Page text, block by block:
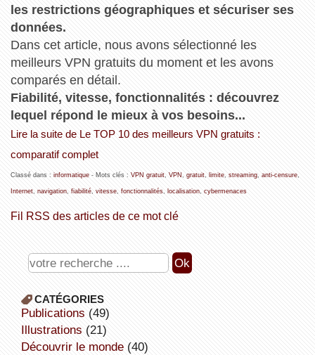
les restrictions géographiques et sécuriser ses
données.
Dans cet article, nous avons sélectionné les
meilleurs VPN gratuits du moment et les avons
comparés en détail.
Fiabilité, vitesse, fonctionnalités : découvrez
lequel répond le mieux à vos besoins...
Lire la suite de Le TOP 10 des meilleurs VPN gratuits :
comparatif complet
Classé dans : informatique- Mots clés : VPN gratuit, VPN gratuit, limite, streaming, anti-censure,
Internet, navigation, fiabilité, vitesse, fonctionnalités, localisation, cybermenaces
Fil RSS des articles de ce mot clé
CATÉGORIES
publications (49)
illustrations (21)
découvrir le monde(40)